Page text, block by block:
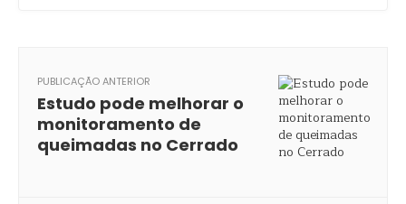
PUBLICAÇÃO ANTERIOR
Estudo pode melhorar o
monitoramento de
queimadas no Cerrado